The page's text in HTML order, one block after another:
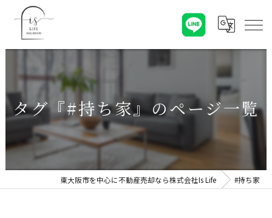
タグ『#持ち家』のページ一覧
東大阪市を中心に不動産売却なら株式会社Is Life #持ち家